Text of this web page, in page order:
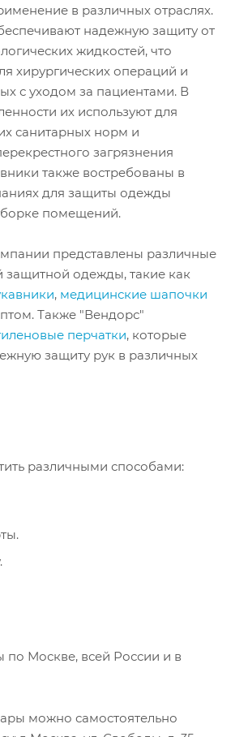
в различных отраслях.
надежную защиту от
жидкостей, что
хирургических операций и
с уходом за пациентами. В
их используют для
санитарных норм и
загрязнения
также востребованы в
для защиты одежды
помещений.
представлены различные
одежды, такие как
, медицинские шапочки
Также "Вендорс"
перчатки, которые
защиту рук в различных
различными способами:
по Москве, всей России и в
можно самостоятельно